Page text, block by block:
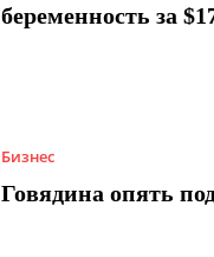
беременность за
Бизнес
Говядина опять